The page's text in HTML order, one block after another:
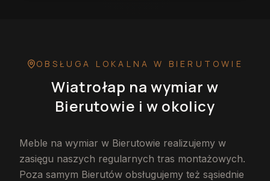
OBSŁUGA LOKALNAW BIERUTOWIE
Wiatrołap na wymiar w
Bierutowie i w okolicy
Meble na wymiar w Bierutowie realizujemy w
zasięgu naszych regularnych tras montażowych.
Poza samym Bierutów obsługujemy też sąsiednie